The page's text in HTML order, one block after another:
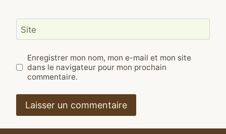
Site
Enregistrer mon nom, mon e-mail et mon site
dans le navigateur pour mon prochain
commentaire.